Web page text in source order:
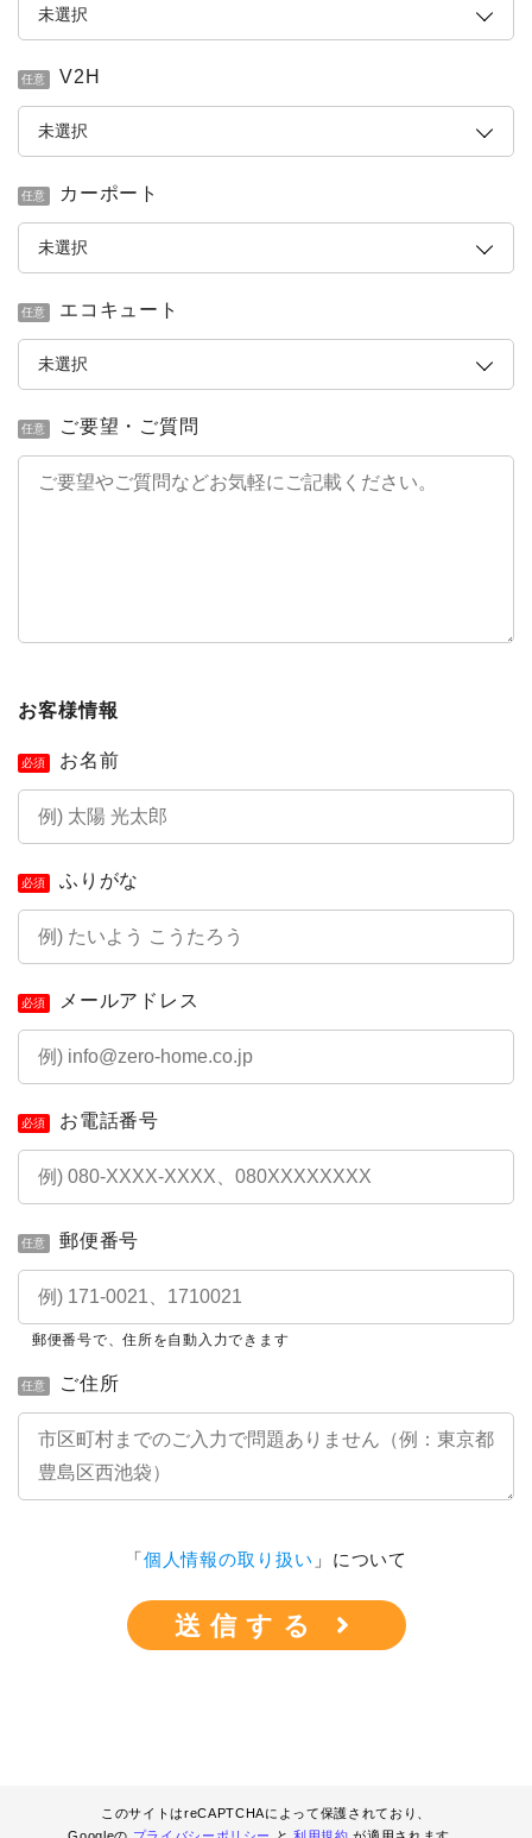
任意 V2H
任意 カーポート
任意 エコキュート
任意 ご要望・ご質問
お客様情報
必須 お名前
必須 ふりがな
必須 メールアドレス
必須 お電話番号
任意 郵便番号
郵便番号で、住所を自動入力できます
任意 ご住所
「個人情報の取り扱い 」について
このサイトはreCAPTCHAによって保護されており、